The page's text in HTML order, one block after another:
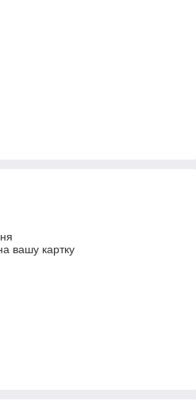
вашу картку